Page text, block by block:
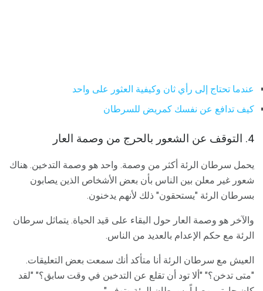
عندما تحتاج إلى رأي ثان وكيفية العثور على واحد
كيف تدافع عن نفسك كمريض للسرطان
4. التوقف عن الشعور بالحرج من وصمة العار
يحمل سرطان الرئة أكثر من وصمة. واحد هو وصمة التدخين. هناك
شعور غير معلن بين الناس بأن بعض الأشخاص الذين يصابون
بسرطان الرئة "يستحقون" ذلك لأنهم يدخنون.
والآخر هو وصمة العار حول البقاء على قيد الحياة. يتماثل سرطان
الرئة مع حكم الإعدام بالعديد من الناس.
العيش مع سرطان الرئة أنا متأكد أنك سمعت بعض التعليقات.
"متى تدخن؟" "ألا تود أن تقلع عن التدخين في وقت سابق؟" "لقد